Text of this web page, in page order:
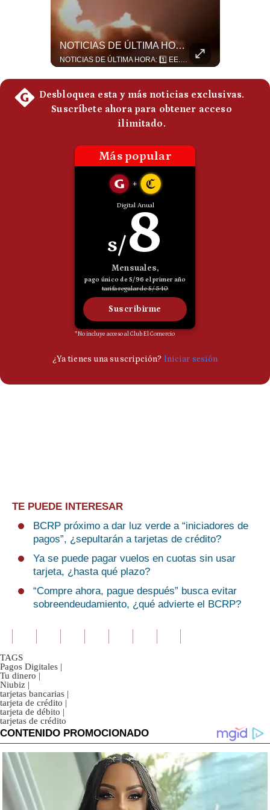
Frecuentes
NOTICIAS DE ÚLTIMA HORA: EE.UU. Se Queda Sin Misiles En Medio Oriente
TE PUEDE INTERESAR
BCRP próximo a dar luz verde a “iniciadores de
pagos”, ¿sepultarán a tarjetas de crédito?
Ya se puede pagar vuelos en cuotas sin usar
tarjeta, ¿hasta qué plazo?
“Compre ahora, pague después” busca evitar
sobreendeudamiento, ¿qué advierte el BCRP?
TAGS
Pagos Digitales |
Tu dinero |
Niubiz |
tarjetas bancarias |
tarjeta de crédito |
tarjeta de débito |
tarjetas de crédito